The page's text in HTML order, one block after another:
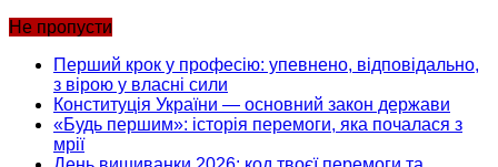
Не пропусти
Перший крок у професію: упевнено, відповідально,
з вірою у власні сили
Конституція України — основний закон держави
«Будь першим»: історія перемоги, яка почалася з
мрії